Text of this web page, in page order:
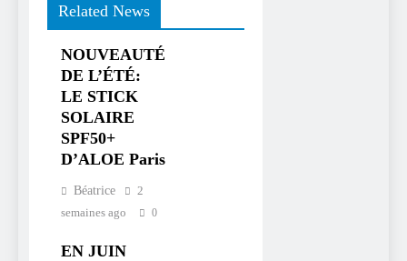
Related News
NOUVEAUTÉ
DE L’ÉTÉ:
LE STICK
SOLAIRE
SPF50+
D’ALOE Paris
Béatrice
2
semaines ago
0
EN JUIN